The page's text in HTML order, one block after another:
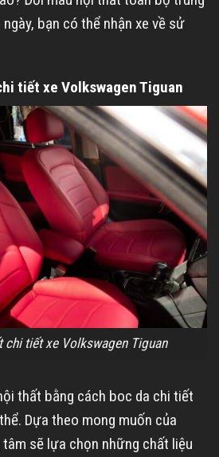
bạn có thể nhận xe về sử
tiết xe Volkswagen Tiguan
chi tiết xe Volkswagen Tiguan
thất bằng cách boc da chi tiết
Dựa theo mong muốn của
sẽ lựa chọn những chất liệu